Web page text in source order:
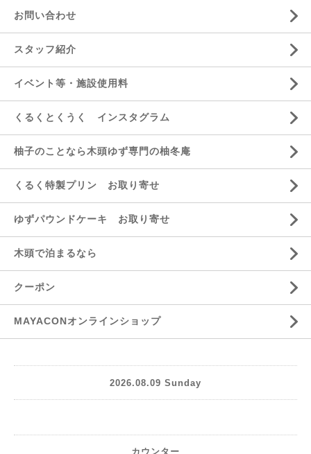
お問い合わせ
スタッフ紹介
イベント等・施設使用料
くるくとくうく インスタグラム
柚子のことなら木頭ゆず専門の柚冬庵
くるく特製プリン お取り寄せ
ゆずパウンドケーキ お取り寄せ
木頭で泊まるなら
クーポン
MAYACONオンラインショップ
2026.08.09 Sunday
カウンター